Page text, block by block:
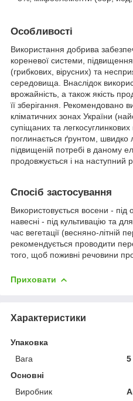
Особливості
Використання добрива
кореневої системи,
(грибкових, вірусних) та
середовища. Внаслідок
врожайність, а також якість
її зберігання. Рекомендовано
кліматичних зонах України
супіщаних та
поглинається ґрунтом, швидко
підвищеній потребі в даному
продовжується і на наступний
Спосіб застосування
Використовується восени - під
навесні - під культивацію та
час вегетації (весняно-літній
рекомендується проводити
того, щоб поживні речовини
Приховати
Характеристики
Упаковка
Вага
5
Основні
Виробник